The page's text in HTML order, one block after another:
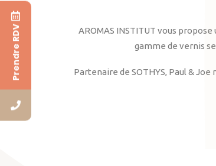
AROMAS INSTITUT vous
gamme de vernis
Partenaire de SOTHYS, Paul &
Prendre RDV